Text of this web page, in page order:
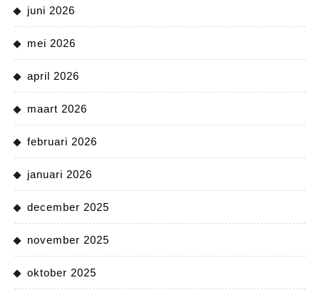
juni 2026
mei 2026
april 2026
maart 2026
februari 2026
januari 2026
december 2025
november 2025
oktober 2025